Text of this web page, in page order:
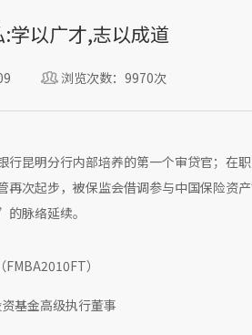
学以广才,志以成道
浏览次数：9970次
昆明分行内部培养的第一个审贷官；在
次起步，被保监会借调参与中国保险资
脉络延续。
FMBA2010FT）
基金高级执行董事